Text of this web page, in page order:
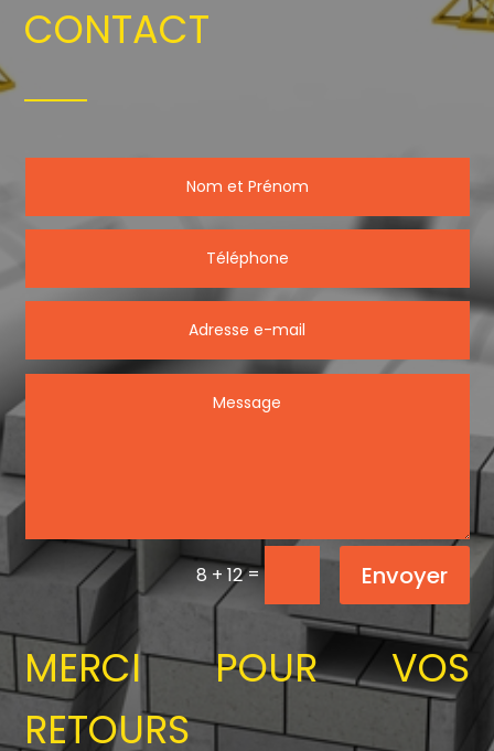
CONTACT
8 + 12= Envoyer
MERCI POUR VOS
RETOURS